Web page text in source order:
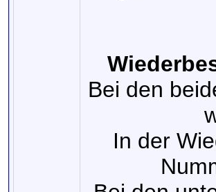
Bei den
In der